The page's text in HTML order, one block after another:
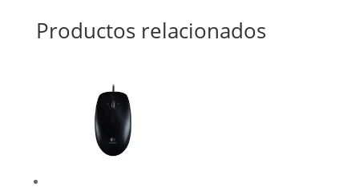
Productos relacionados